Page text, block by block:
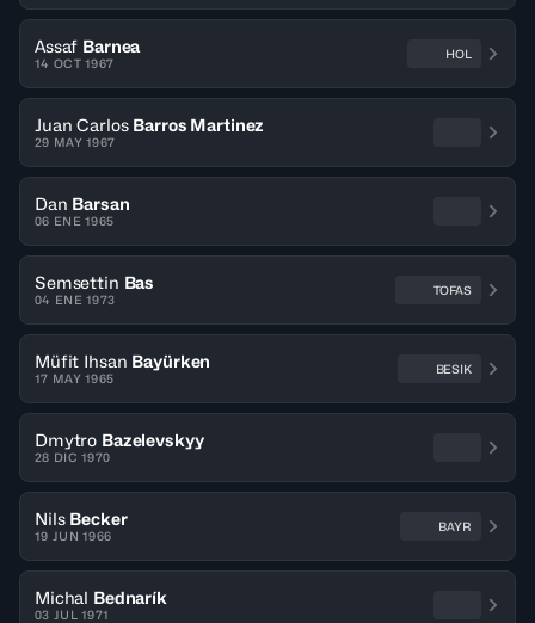
Assaf Barnea
14 OCT 1967
HOL
Juan Carlos Barros Martinez
29 MAY 1967
Dan Barsan
06 ENE 1965
Semsettin Bas
04 ENE 1973
TOFAS
Müfit Ihsan Bayürken
17 MAY 1965
BESIK
Dmytro Bazelevskyy
28 DIC 1970
Nils Becker
19 JUN 1966
BAYR
Michal Bednarík
03 JUL 1971